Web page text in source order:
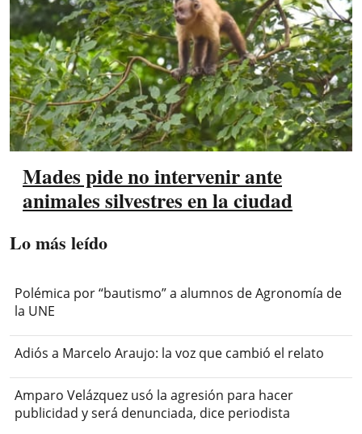
Mades pide no intervenir ante
animales silvestres en la ciudad
Lo más leído
Polémica por “bautismo” a alumnos de Agronomía de
la UNE
Adiós a Marcelo Araujo: la voz que cambió el relato
Amparo Velázquez usó la agresión para hacer
publicidad y será denunciada, dice periodista